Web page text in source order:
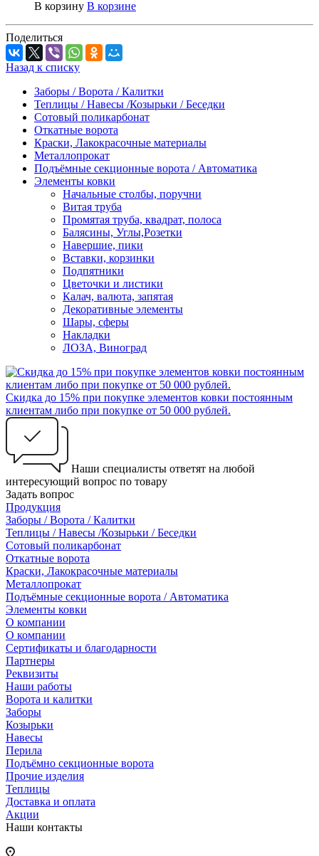
В корзину В корзине
Поделиться
Назад к списку
Заборы / Ворота / Калитки
Теплицы / Навесы /Козырьки / Беседки
Сотовый поликарбонат
Откатные ворота
Краски, Лакокрасочные материалы
Металлопрокат
Подъёмные секционные ворота / Автоматика
Элементы ковки
Начальные столбы, поручни
Витая труба
Промятая труба, квадрат, полоса
Балясины, Углы,Розетки
Навершие, пики
Вставки, корзинки
Подпятники
Цветочки и листики
Калач, валюта, запятая
Декоративные элементы
Шары, сферы
Накладки
ЛОЗА, Виноград
Скидка до 15% при покупке элементов ковки постоянным
клиентам либо при покупке от 50 000 рублей.
Наши специалисты ответят на любой
интересующий вопрос по товару
Задать вопрос
Продукция
Заборы / Ворота / Калитки
Теплицы / Навесы /Козырьки / Беседки
Сотовый поликарбонат
Откатные ворота
Краски, Лакокрасочные материалы
Металлопрокат
Подъёмные секционные ворота / Автоматика
Элементы ковки
О компании
О компании
Сертификаты и благодарности
Партнеры
Реквизиты
Наши работы
Ворота и калитки
Заборы
Козырьки
Навесы
Перила
Подъёмно секционные ворота
Прочие изделия
Теплицы
Доставка и оплата
Акции
Наши контакты